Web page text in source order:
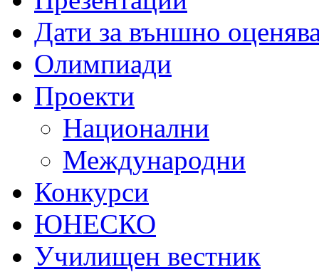
Дати за външно
Олимпиади
Проекти
Национални
Международни
Конкурси
ЮНЕСКО
Училищен вестник